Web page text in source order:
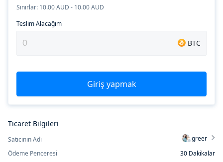
Sınırlar: 10.00 AUD - 10.00 AUD
Teslim Alacağım
BTC
Giriş yapmak
Ticaret Bilgileri
Satıcının Adı
greer
Ödeme Penceresi
30 Dakikalar